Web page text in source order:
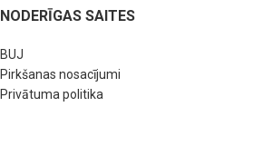
NODERĪGAS SAITES
BUJ
Pirkšanas nosacījumi
Privātuma politika